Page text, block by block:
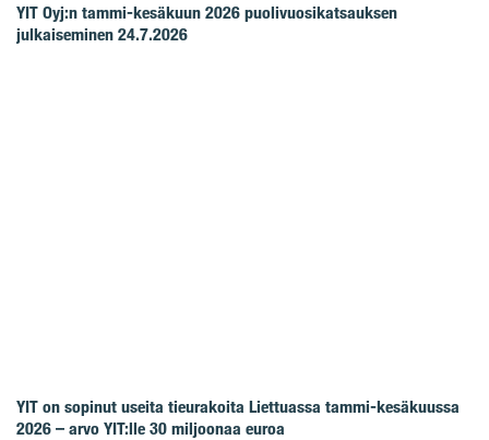
YIT Oyj:n tammi-kesäkuun 2026 puolivuosikatsauksen
julkaiseminen 24.7.2026
YIT on sopinut useita tieurakoita Liettuassa tammi-kesäkuussa
2026 – arvo YIT:lle 30 miljoonaa euroa